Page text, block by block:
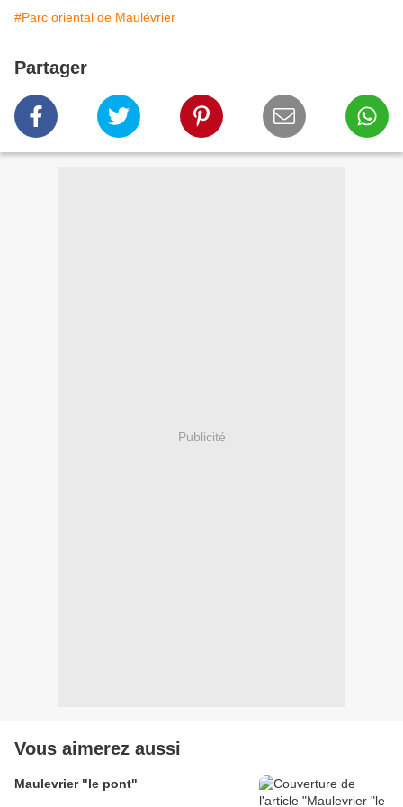
#Parc oriental de Maulévrier
Partager
Publicité
Vous aimerez aussi
Maulevrier "le pont"